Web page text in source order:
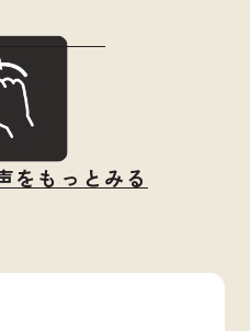
をもっとみる